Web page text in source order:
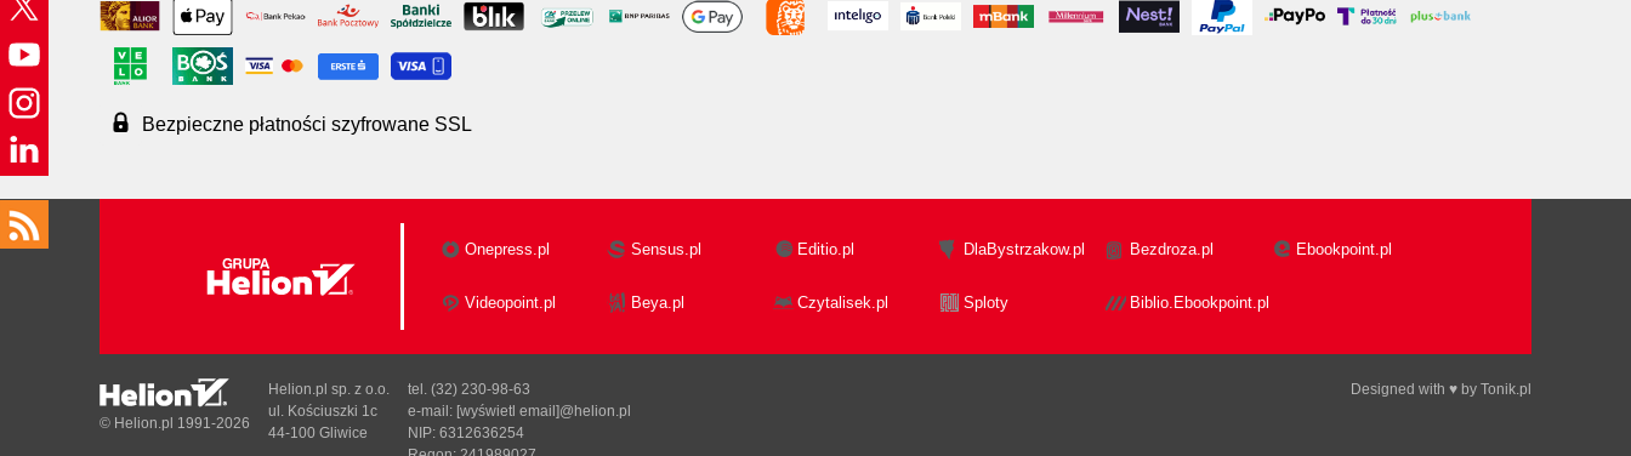
Bezpieczne płatności szyfrowane SSL
Onepress.pl Sensus.pl Editio.pl DlaBystrzakow.pl Bezdroza.pl Ebookpoint.pl
Videopoint.pl Beya.pl Czytalisek.pl Sploty Biblio.Ebookpoint.pl
Designed with ♥ by Tonik.pl
© Helion.pl 1991-2026
Helion.pl sp. z o.o.
ul. Kościuszki 1c
44-100 Gliwice
tel. (32) 230-98-63
e-mail: [wyświetl email]@helion.pl
NIP: 6312636254